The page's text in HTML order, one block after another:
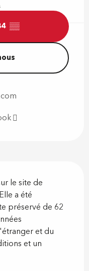
▒▒
le site de
a été
préservé de 62
et du
et un